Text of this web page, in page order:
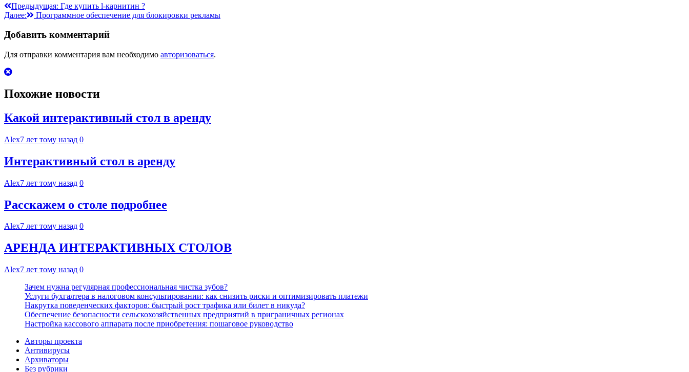
Навигация
по
записям
Предыдущая: Где купить l-карнитин ?
Далее:
Программное обеспечение для блокировки рекламы
Добавить комментарий
Для отправки комментария вам необходимо авторизоваться.
Похожие новости
Какой интерактивный стол в аренду
Alex7 лет тому назад 0
Интерактивный стол в аренду
Alex7 лет тому назад 0
Расскажем о столе подробнее
Alex7 лет тому назад 0
АРЕНДА ИНТЕРАКТИВНЫХ СТОЛОВ
Alex7 лет тому назад 0
Зачем нужна регулярная профессиональная чистка зубов?
Услуги бухгалтера в налоговом консультировании: как снизить риски и оптимизировать платежи
Накрутка поведенческих факторов: быстрый рост трафика или билет в никуда?
Обеспечение безопасности сельскохозяйственных предприятий в приграничных регионах
Настройка кассового аппарата после приобретения: пошаговое руководство
Авторы проекта
Антивирусы
Архиваторы
Без рубрики